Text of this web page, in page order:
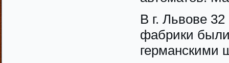
В г. Львове
фабрики
германскими